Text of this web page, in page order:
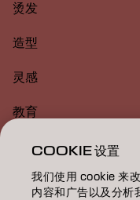
烫发
造型
灵感
教育
关于
美发沙龙查找
COOKIE 设置
我们使用 cookie 来
内容和广告以及分析